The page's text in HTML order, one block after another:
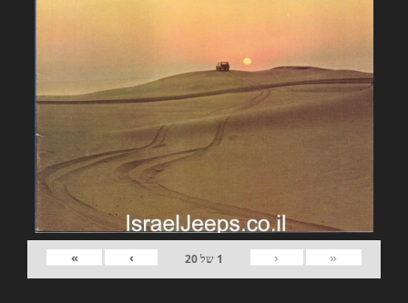
«
‹
1 של20
›
»